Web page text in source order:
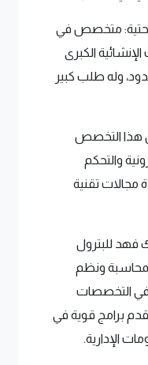
متخصص في
الكبرى
وله طلب كبير
هذا التخصص
والتحكم
مجالات تقنية
للبترول
ونظم
التخصصات
برامج قوية في
الإدارية.